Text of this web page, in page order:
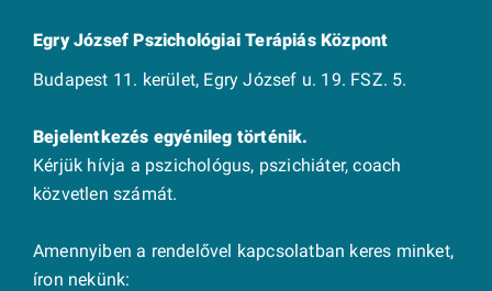
Egry József Pszichológiai Terápiás Központ
Budapest 11. kerület, Egry József u. 19. FSZ. 5.
Bejelentkezés egyénileg történik.
Kérjük hívja a pszichológus, pszichiáter, coach
közvetlen számát.
Amennyiben a rendelővel kapcsolatban keres minket,
íron nekünk: